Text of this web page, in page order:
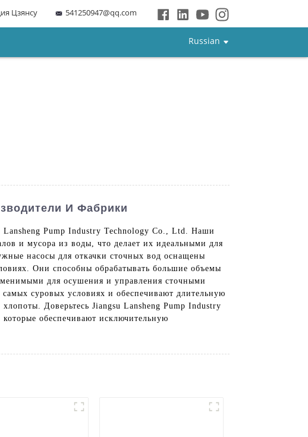
Цзянсу 541250947@qq.com
Russian
И Фабрики
Lansheng Pump Industry Technology Co., Ltd. Наши
и мусора из воды, что делает их идеальными для
насосы для откачки сточных вод оснащены
Они способны обрабатывать большие объемы
для осушения и управления сточными
суровых условиях и обеспечивают длительную
Доверьтесь Jiangsu Lansheng Pump Industry
обеспечивают исключительную